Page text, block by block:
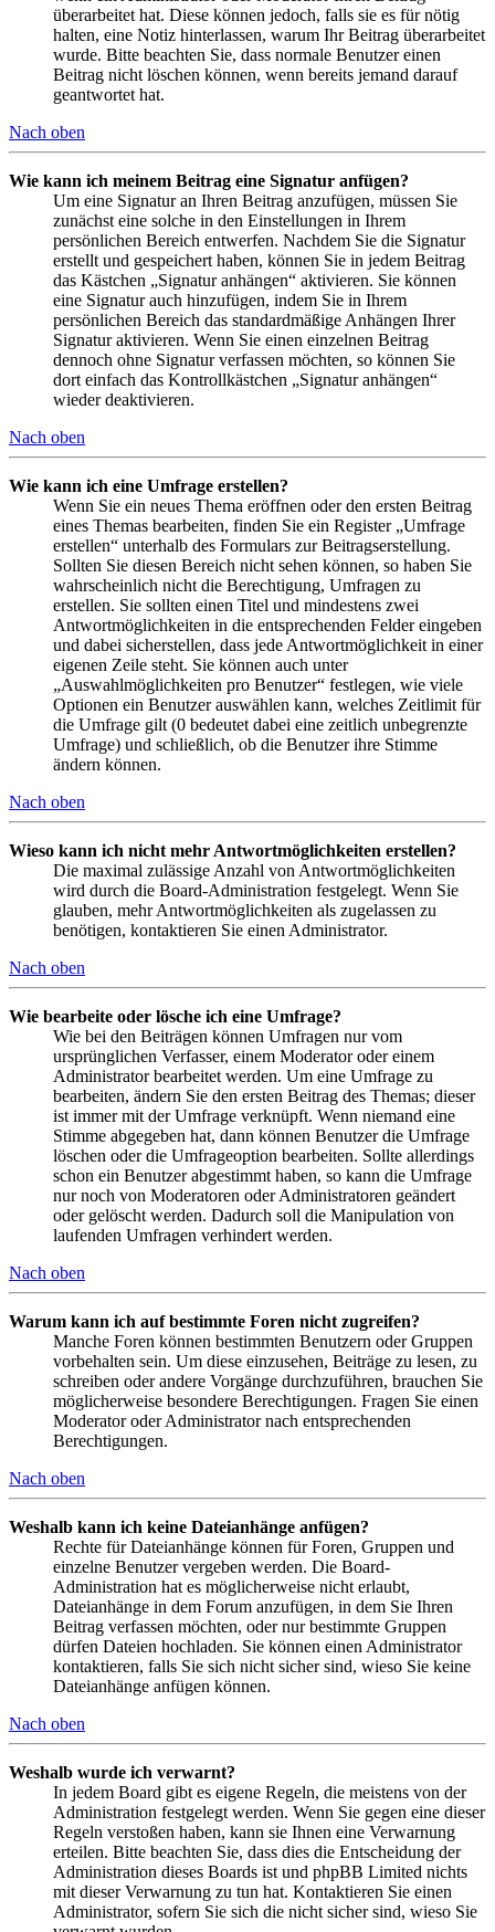
überarbeitet hat. Diese können jedoch, falls sie es für nötig
halten, eine Notiz hinterlassen, warum Ihr Beitrag überarbeitet
wurde. Bitte beachten Sie, dass normale Benutzer einen
Beitrag nicht löschen können, wenn bereits jemand darauf
geantwortet hat.
Nach oben
Wie kann ich meinem Beitrag eine Signatur anfügen?
Um eine Signatur an Ihren Beitrag anzufügen, müssen Sie
zunächst eine solche in den Einstellungen in Ihrem
persönlichen Bereich entwerfen. Nachdem Sie die Signatur
erstellt und gespeichert haben, können Sie in jedem Beitrag
das Kästchen „Signatur anhängen“ aktivieren. Sie können
eine Signatur auch hinzufügen, indem Sie in Ihrem
persönlichen Bereich das standardmäßige Anhängen Ihrer
Signatur aktivieren. Wenn Sie einen einzelnen Beitrag
dennoch ohne Signatur verfassen möchten, so können Sie
dort einfach das Kontrollkästchen „Signatur anhängen“
wieder deaktivieren.
Nach oben
Wie kann ich eine Umfrage erstellen?
Wenn Sie ein neues Thema eröffnen oder den ersten Beitrag
eines Themas bearbeiten, finden Sie ein Register „Umfrage
erstellen“ unterhalb des Formulars zur Beitragserstellung.
Sollten Sie diesen Bereich nicht sehen können, so haben Sie
wahrscheinlich nicht die Berechtigung, Umfragen zu
erstellen. Sie sollten einen Titel und mindestens zwei
Antwortmöglichkeiten in die entsprechenden Felder eingeben
und dabei sicherstellen, dass jede Antwortmöglichkeit in einer
eigenen Zeile steht. Sie können auch unter
„Auswahlmöglichkeiten pro Benutzer“ festlegen, wie viele
Optionen ein Benutzer auswählen kann, welches Zeitlimit für
die Umfrage gilt (0 bedeutet dabei eine zeitlich unbegrenzte
Umfrage) und schließlich, ob die Benutzer ihre Stimme
ändern können.
Nach oben
Wieso kann ich nicht mehr Antwortmöglichkeiten erstellen?
Die maximal zulässige Anzahl von Antwortmöglichkeiten
wird durch die Board-Administration festgelegt. Wenn Sie
glauben, mehr Antwortmöglichkeiten als zugelassen zu
benötigen, kontaktieren Sie einen Administrator.
Nach oben
Wie bearbeite oder lösche ich eine Umfrage?
Wie bei den Beiträgen können Umfragen nur vom
ursprünglichen Verfasser, einem Moderator oder einem
Administrator bearbeitet werden. Um eine Umfrage zu
bearbeiten, ändern Sie den ersten Beitrag des Themas; dieser
ist immer mit der Umfrage verknüpft. Wenn niemand eine
Stimme abgegeben hat, dann können Benutzer die Umfrage
löschen oder die Umfrageoption bearbeiten. Sollte allerdings
schon ein Benutzer abgestimmt haben, so kann die Umfrage
nur noch von Moderatoren oder Administratoren geändert
oder gelöscht werden. Dadurch soll die Manipulation von
laufenden Umfragen verhindert werden.
Nach oben
Warum kann ich auf bestimmte Foren nicht zugreifen?
Manche Foren können bestimmten Benutzern oder Gruppen
vorbehalten sein. Um diese einzusehen, Beiträge zu lesen, zu
schreiben oder andere Vorgänge durchzuführen, brauchen Sie
möglicherweise besondere Berechtigungen. Fragen Sie einen
Moderator oder Administrator nach entsprechenden
Berechtigungen.
Nach oben
Weshalb kann ich keine Dateianhänge anfügen?
Rechte für Dateianhänge können für Foren, Gruppen und
einzelne Benutzer vergeben werden. Die Board-
Administration hat es möglicherweise nicht erlaubt,
Dateianhänge in dem Forum anzufügen, in dem Sie Ihren
Beitrag verfassen möchten, oder nur bestimmte Gruppen
dürfen Dateien hochladen. Sie können einen Administrator
kontaktieren, falls Sie sich nicht sicher sind, wieso Sie keine
Dateianhänge anfügen können.
Nach oben
Weshalb wurde ich verwarnt?
In jedem Board gibt es eigene Regeln, die meistens von der
Administration festgelegt werden. Wenn Sie gegen eine dieser
Regeln verstoßen haben, kann sie Ihnen eine Verwarnung
erteilen. Bitte beachten Sie, dass dies die Entscheidung der
Administration dieses Boards ist und phpBB Limited nichts
mit dieser Verwarnung zu tun hat. Kontaktieren Sie einen
Administrator, sofern Sie sich die nicht sicher sind, wieso Sie